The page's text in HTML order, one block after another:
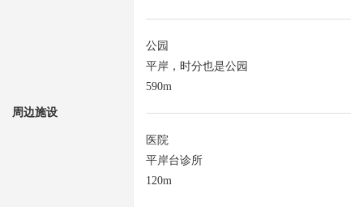
周边施设
公园
平岸，时分也是公园
590m
医院
平岸台诊所
120m